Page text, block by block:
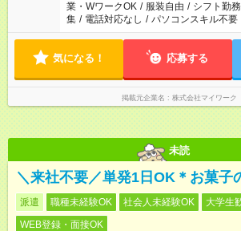
業・WワークOK / 服装自由 / シフト勤務
集 / 電話対応なし / パソコンスキル不要
気になる！ 応募する
掲載元企業名 株式会社マイワーク
未読
＼来社不要／単発1日OK＊お菓子
派遣 職種未経験OK 社会人未経験OK 大学生
WEB登録・面接OK